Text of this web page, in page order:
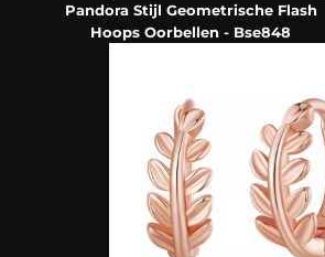
Pandora Stijl Geometrische Flash
Hoops Oorbellen - Bse848